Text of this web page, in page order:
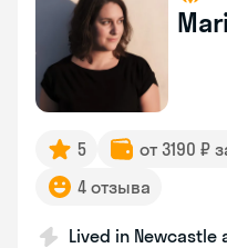
5 от 3190 ₽
4 отзыва
Lived in Newcastle